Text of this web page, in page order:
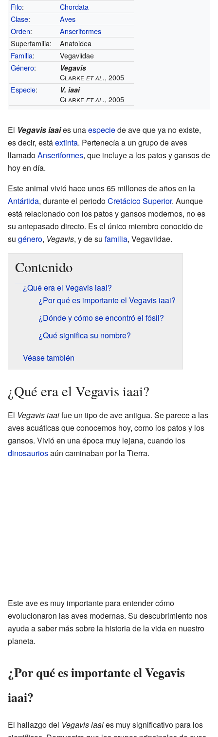
Filo:
Chordata
Clase:
Aves
Orden:
Anseriformes
Superfamilia:
Anatoidea
Familia:
Vegaviidae
Género: Vegavis
Clarkeet al., 2005
Especie: V. iaai
Clarkeet al., 2005
El Vegavis iaaies unaespeciede ave que ya no existe,
es decir, estáextinta. Pertenecía a un grupo de aves
llamadoAnseriformes, que incluye a los patos y gansos de
hoy en día.
Este animal vivió hace unos 65 millones de años en la
Antártida, durante el periodoCretácico Superior. Aunque
está relacionado con los patos y gansos modernos, no es
su antepasado directo. Es el único miembro conocido de
su género, Vegavis, y de su familia, Vegaviidae.
Contenido
¿Qué era el Vegavis iaai?
¿Por qué es importante el Vegavis iaai?
¿Dónde y cómo se encontró el fósil?
¿Qué significa su nombre?
Véase también
¿Qué era el Vegavis iaai?
El Vegavis iaaifue un tipo de ave antigua. Se parece a las
aves acuáticas que conocemos hoy, como los patos y los
gansos. Vivió en una época muy lejana, cuando los
dinosauriosaún caminaban por la Tierra.
Este ave es muy importante para entender cómo
evolucionaron las aves modernas. Su descubrimiento nos
ayuda a saber más sobre la historia de la vida en nuestro
planeta.
¿Por qué es importante el Vegavis
iaai?
El hallazgo del Vegavis iaaies muy significativo para los